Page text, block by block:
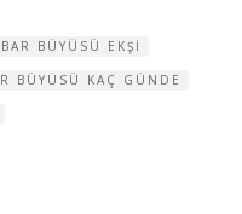
BÜYÜSÜ EKŞI
BÜYÜSÜ KAÇ GÜNDE